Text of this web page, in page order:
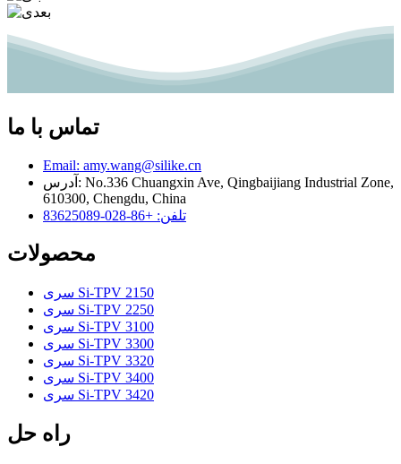
تماس با ما
Email: amy.wang@silike.cn
آدرس: No.336 Chuangxin Ave, Qingbaijiang Industrial Zone,
610300, Chengdu, China
تلفن: +86-028-83625089
محصولات
سری Si-TPV 2150
سری Si-TPV 2250
سری Si-TPV 3100
سری Si-TPV 3300
سری Si-TPV 3320
سری Si-TPV 3400
سری Si-TPV 3420
راه حل